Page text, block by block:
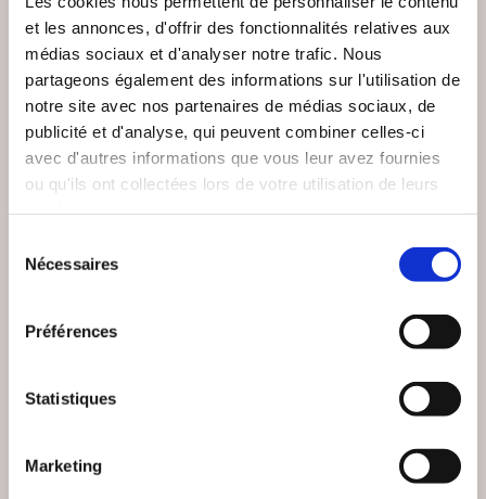
et les annonces, d'offrir des fonctionnalités relatives aux
médias sociaux et d'analyser notre trafic. Nous
partageons également des informations sur l'utilisation de
notre site avec nos partenaires de médias sociaux, de
publicité et d'analyse, qui peuvent combiner celles-ci
avec d'autres informations que vous leur avez fournies
ou qu'ils ont collectées lors de votre utilisation de leurs
Nécessaires
Préférences
Statistiques
Marketing
OMBRES
Frédéric MONTELAIN
LA CONVERGENCE
DES OMBRES